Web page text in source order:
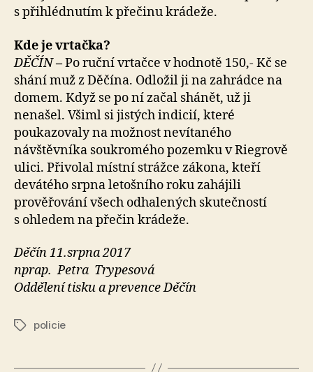
s přihlédnutím k přečinu krádeže.
Kde je vrtačka?
DĚČÍN–Po ruční vrtačce v hodnotě 150,- Kč se
shání muž z Děčína. Odložil ji na zahrádce na
domem. Když se po ní začal shánět, už ji
nenašel. Všiml si jistých indicií, které
poukazovaly na možnost nevítaného
návštěvníka soukromého pozemku v Riegrově
ulici. Přivolal místní strážce zákona, kteří
devátého srpna letošního roku zahájili
prověřování všech odhalených skutečností
s ohledem na přečin krádeže.
Děčín 11.srpna 2017
nprap. Petra Trypesová
Oddělení tisku a prevence Děčín
Štítkypolicie